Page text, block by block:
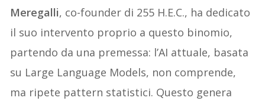
Meregalli, co-founder di 255 H.E.C., ha dedicato
il suo intervento proprio a questo binomio,
partendo da una premessa: l’AI attuale, basata
su Large Language Models, non comprende,
ma ripete pattern statistici. Questo genera